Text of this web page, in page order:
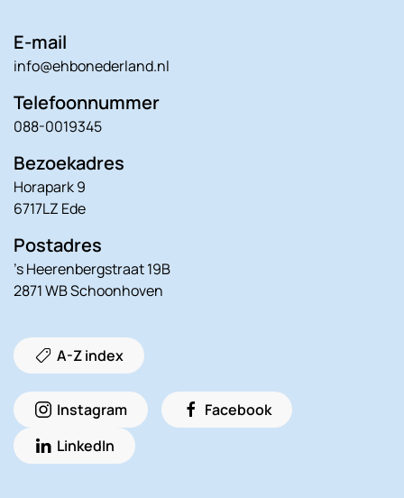
E-mail
info@ehbonederland.nl
Telefoonnummer
088-0019345
Bezoekadres
Horapark 9
6717LZ Ede
Postadres
’s Heerenbergstraat 19B
2871 WB Schoonhoven
A-Z index
Instagram
Facebook
LinkedIn